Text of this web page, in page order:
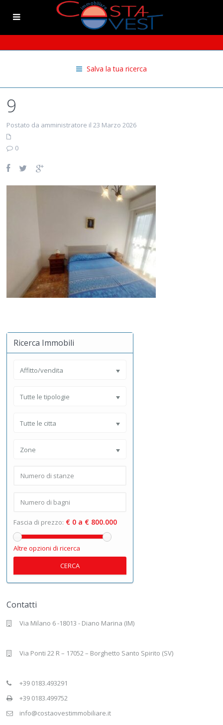
Salva la tua ricerca
9
Postato da amministratore il 23 Marzo 2026
0
Ricerca Immobili
Affitto/vendita
Tutte le tipologie
Tutte le citta
Zone
Fascia di prezzo: € 0 a € 800.000
Altre opzioni di ricerca
CERCA
Contatti
Via Milano 6 -18013 - Diano Marina (IM)
Via Ponti 22 R – 17052 – Borghetto Santo Spirito (SV)
+39 0183.493291
+39 0183.499752
info@costaovestimmobiliare.it